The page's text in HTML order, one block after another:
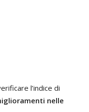
l’indice di
nelle